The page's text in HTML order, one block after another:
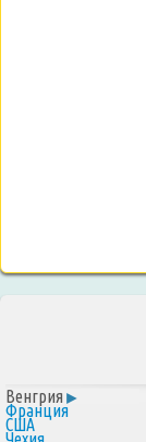
Венгрия
Франция
США